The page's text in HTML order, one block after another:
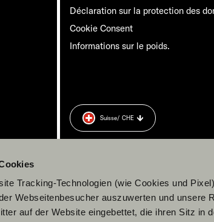
Tracking-Technologien (wie Cookies und
Webseitenbesucher auszuwerten und unsere
auf der Website eingebettet, die ihren Sitz in
Déclaration sur la protection des
Cookie Consent
Informations sur le poids.
Suisse/ CHE